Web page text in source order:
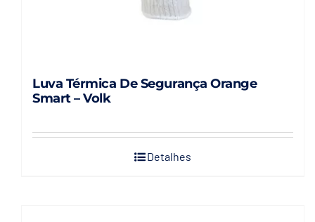
Luva Térmica De Segurança Orange
Smart – Volk
Detalhes